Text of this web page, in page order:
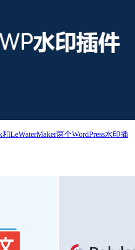
LeWaterMaker两个WordPress水印插